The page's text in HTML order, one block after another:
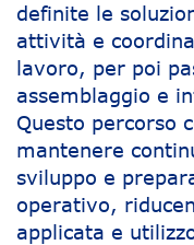
definite le
attività e
lavoro, per poi
assemblaggio e
Questo percorso
mantenere
sviluppo e
operativo,
applicata e